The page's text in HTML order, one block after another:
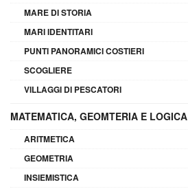
MARE DI STORIA
MARI IDENTITARI
PUNTI PANORAMICI COSTIERI
SCOGLIERE
VILLAGGI DI PESCATORI
MATEMATICA, GEOMTERIA E LOGICA
ARITMETICA
GEOMETRIA
INSIEMISTICA